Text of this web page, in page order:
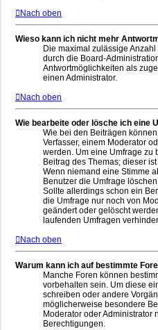
Nach oben
Wieso kann ich nicht mehr
Die maximal zulässige
durch die Board-
Antwortmöglichkeiten als
einen Administrator.
Nach oben
Wie bearbeite oder lösche ich eine
Wie bei den Beiträgen
Verfasser, einem Moderator
werden. Um eine Umfrage zu
Beitrag des Themas; dieser
Wenn niemand eine Stimme
Benutzer die Umfrage
Sollte allerdings schon ein
die Umfrage nur noch von
geändert oder gelöscht
laufenden Umfragen
Nach oben
Warum kann ich auf bestimmte
Manche Foren können
vorbehalten sein. Um diese
schreiben oder andere
möglicherweise besondere
Moderator oder Administrator
Berechtigungen.